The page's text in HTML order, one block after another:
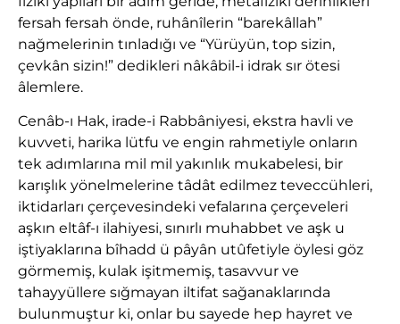
fersah fersah önde, ruhânîlerin “barekâllah”
nağmelerinin tınladığı ve “Yürüyün, top sizin,
çevkân sizin!” dedikleri nâkâbil-i idrak sır ötesi
âlemlere.
Cenâb-ı Hak, irade-i Rabbâniyesi, ekstra havli ve
kuvveti, harika lütfu ve engin rahmetiyle onların
tek adımlarına mil mil yakınlık mukabelesi, bir
karışlık yönelmelerine tâdât edilmez teveccühleri,
iktidarları çerçevesindeki vefalarına çerçeveleri
aşkın eltâf-ı ilahiyesi, sınırlı muhabbet ve aşk u
iştiyaklarına bîhadd ü pâyân utûfetiyle öylesi göz
görmemiş, kulak işitmemiş, tasavvur ve
tahayyüllere sığmayan iltifat sağanaklarında
bulunmuştur ki, onlar bu sayede hep hayret ve